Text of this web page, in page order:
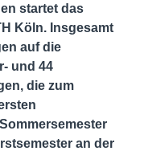
startet das
Köln. Insgesamt
auf die
und 44
die zum
an der